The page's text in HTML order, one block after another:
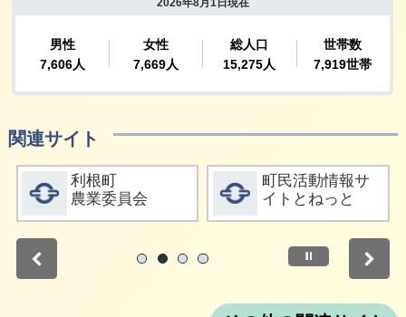
関連サイト
詳細をみる
利根町
農業委員会
詳細をみる
町民活動情報サ
イトとねっと
停止